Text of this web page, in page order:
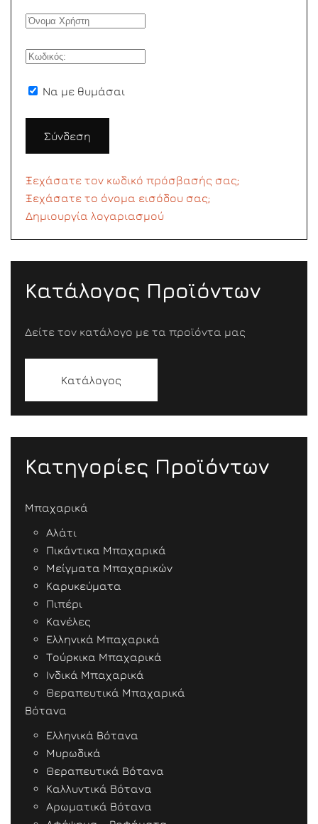
Να με θυμάσαι
Σύνδεση
Ξεχάσατε τον κωδικό πρόσβασής σας;
Ξεχάσατε το όνομα εισόδου σας;
Δημιουργία λογαριασμού
Κατάλογος Προϊόντων
Δείτε τον κατάλογο με τα προϊόντα μας
Κατάλογος
Κατηγορίες Προϊόντων
Μπαχαρικά
Αλάτι
Πικάντικα Μπαχαρικά
Μείγματα Μπαχαρικών
Καρυκεύματα
Πιπέρι
Κανέλες
Ελληνικά Μπαχαρικά
Τούρκικα Μπαχαρικά
Ινδικά Μπαχαρικά
Θεραπευτικά Μπαχαρικά
Βότανα
Ελληνικά Βότανα
Μυρωδικά
Θεραπευτικά Βότανα
Καλλυντικά Βότανα
Αρωματικά Βότανα